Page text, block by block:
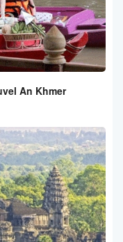
An Khmer